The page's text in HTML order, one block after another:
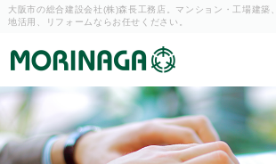
大阪市の総合建設会社(株)森長工務店。マンション・工場建築、
地活用、リフォームならお任せください。